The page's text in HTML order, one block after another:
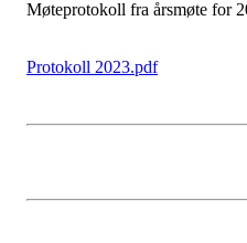
Møteprotokoll fra årsmøte for
Protokoll 2023.pdf